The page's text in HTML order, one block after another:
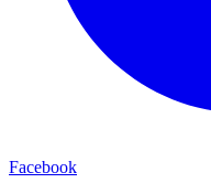
Facebook